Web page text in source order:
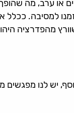
או ערב, מה
למסיבה. ככלל
מהפדרציה
יש לנו